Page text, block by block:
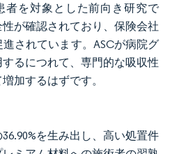
者を対象とした前向き研究で
が確認されており、保険会社
されています。ASCが病院グ
るにつれて、専門的な吸収性
加するはずです。
を生み出し、高い処置件